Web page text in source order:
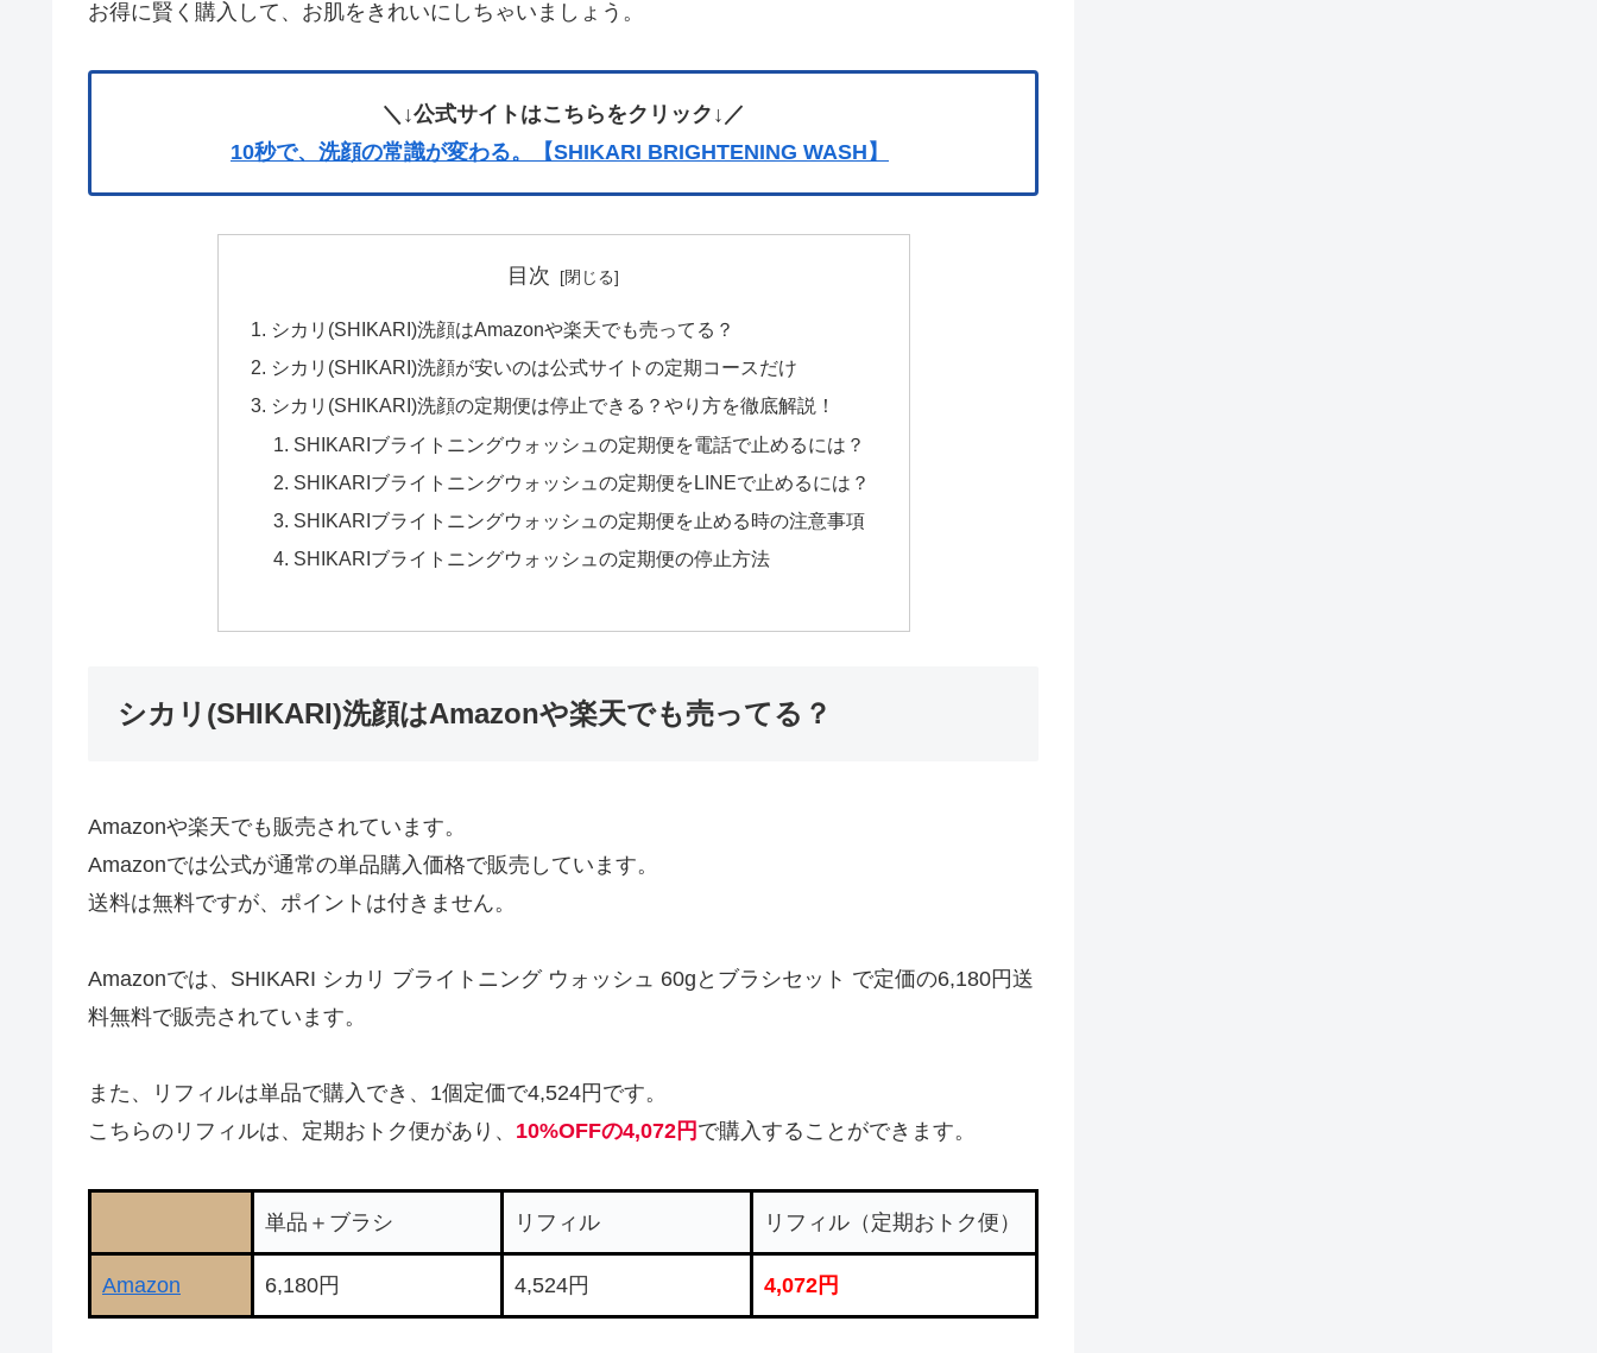
お得に賢く購入して、お肌をきれいにしちゃいましょう。
＼↓公式サイトはこちらをクリック↓／
10秒で、洗顔の常識が変わる。【SHIKARI BRIGHTENING WASH】
目次
シカリ(SHIKARI)洗顔はAmazonや楽天でも売ってる？
シカリ(SHIKARI)洗顔が安いのは公式サイトの定期コースだけ
シカリ(SHIKARI)洗顔の定期便は停止できる？やり方を徹底解説！
SHIKARIブライトニングウォッシュの定期便を電話で止めるには？
SHIKARIブライトニングウォッシュの定期便をLINEで止めるには？
SHIKARIブライトニングウォッシュの定期便を止める時の注意事項
SHIKARIブライトニングウォッシュの定期便の停止方法
シカリ(SHIKARI)洗顔はAmazonや楽天でも売ってる？
Amazonや楽天でも販売されています。
Amazonでは公式が通常の単品購入価格で販売しています。
送料は無料ですが、ポイントは付きません。
Amazonでは、SHIKARI シカリ ブライトニング ウォッシュ 60gとブラシセット で定価の6,180円送
料無料で販売されています。
また、リフィルは単品で購入でき、1個定価で4,524円です。
こちらのリフィルは、定期おトク便があり、 10%OFFの4,072円 で購入することができます。
単品＋ブラシ リフィル リフィル（定期おトク便）
Amazon 6,180円 4,524円 4,072円